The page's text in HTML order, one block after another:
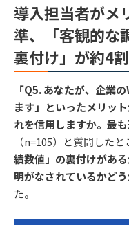
導入担当者がメ
準、「客観的な
裏付け」が約4
「Q5. あなたが、企業
ます」といったメリッ
れを信用しますか。最
（n=105）と質問したと
績数値」の裏付けがあ
明がなされているかど
た。